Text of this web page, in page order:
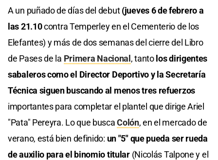
A un puñado de días del debut(jueves 6 de febrero a
las 21.10contra Temperley en el Cementerio de los
Elefantes) y más de dos semanas del cierre del Libro
de Pases de la Primera Nacional, tantolos dirigentes
sabaleros como el Director Deportivo y la Secretaría
Técnica siguen buscando al menos tres refuerzos
importantes para completar el plantel que dirige Ariel
"Pata" Pereyra. Lo que buscaColón, en el mercado de
verano, está bien definido: un "5" que pueda ser rueda
de auxilio para el binomio titular(Nicolás Talpone y el